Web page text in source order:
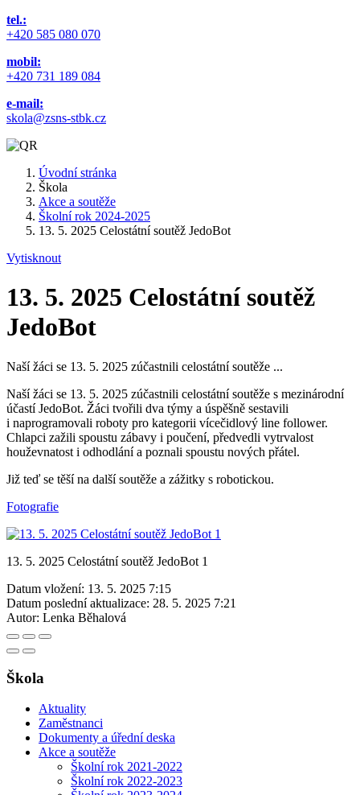
tel.:
+420 585 080 070
mobil:
+420 731 189 084
e-mail:
skola@zsns-stbk.cz
Úvodní stránka
Škola
Akce a soutěže
Školní rok 2024-2025
13. 5. 2025 Celostátní soutěž JedoBot
Vytisknout
13. 5. 2025 Celostátní soutěž
JedoBot
Naší žáci se 13. 5. 2025 zúčastnili celostátní soutěže ...
Naší žáci se 13. 5. 2025 zúčastnili celostátní soutěže s mezinárodní
účastí JedoBot. Žáci tvořili dva týmy a úspěšně sestavili
i naprogramovali roboty pro kategorii vícečidlový line follower.
Chlapci zažili spoustu zábavy i poučení, předvedli vytrvalost
houževnatost i odhodlání a poznali spoustu nových přátel.
Již teď se těší na další soutěže a zážitky s robotickou.
Fotografie
13. 5. 2025 Celostátní soutěž JedoBot 1
Datum vložení: 13. 5. 2025 7:15
Datum poslední aktualizace: 28. 5. 2025 7:21
Autor: Lenka Běhalová
Škola
Aktuality
Zaměstnanci
Dokumenty a úřední deska
Akce a soutěže
Školní rok 2021-2022
Školní rok 2022-2023